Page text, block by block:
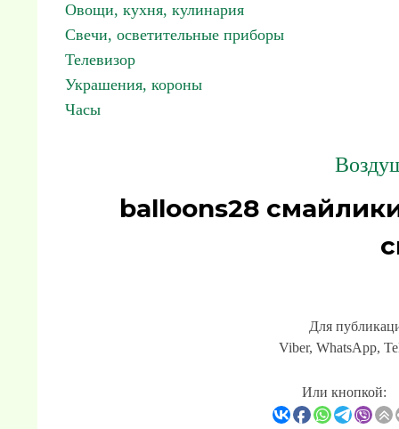
Овощи, кухня, кулинария
Свечи, осветительные приборы
Телевизор
Украшения, короны
Часы
balloons28
Для
Viber, WhatsApp,
Или кнопкой: